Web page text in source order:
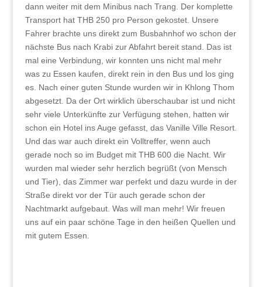
dann weiter mit dem Minibus nach Trang. Der komplette
Transport hat THB 250 pro Person gekostet. Unsere
Fahrer brachte uns direkt zum Busbahnhof wo schon der
nächste Bus nach Krabi zur Abfahrt bereit stand. Das ist
mal eine Verbindung, wir konnten uns nicht mal mehr
was zu Essen kaufen, direkt rein in den Bus und los ging
es. Nach einer guten Stunde wurden wir in Khlong Thom
abgesetzt. Da der Ort wirklich überschaubar ist und nicht
sehr viele Unterkünfte zur Verfügung stehen, hatten wir
schon ein Hotel ins Auge gefasst, das Vanille Ville Resort.
Und das war auch direkt ein Volltreffer, wenn auch
gerade noch so im Budget mit THB 600 die Nacht. Wir
wurden mal wieder sehr herzlich begrüßt (von Mensch
und Tier), das Zimmer war perfekt und dazu wurde in der
Straße direkt vor der Tür auch gerade schon der
Nachtmarkt aufgebaut. Was will man mehr! Wir freuen
uns auf ein paar schöne Tage in den heißen Quellen und
mit gutem Essen.